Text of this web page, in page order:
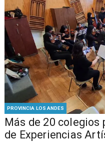
PROVINCIA LOS ANDES
Más de 20 colegios
de Experiencias